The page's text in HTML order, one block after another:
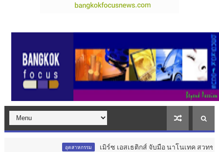
อุตสาหกรรม เมิร์ซ เอสเธติกส์ จับมือ นาโนเทค สวทช. วาง